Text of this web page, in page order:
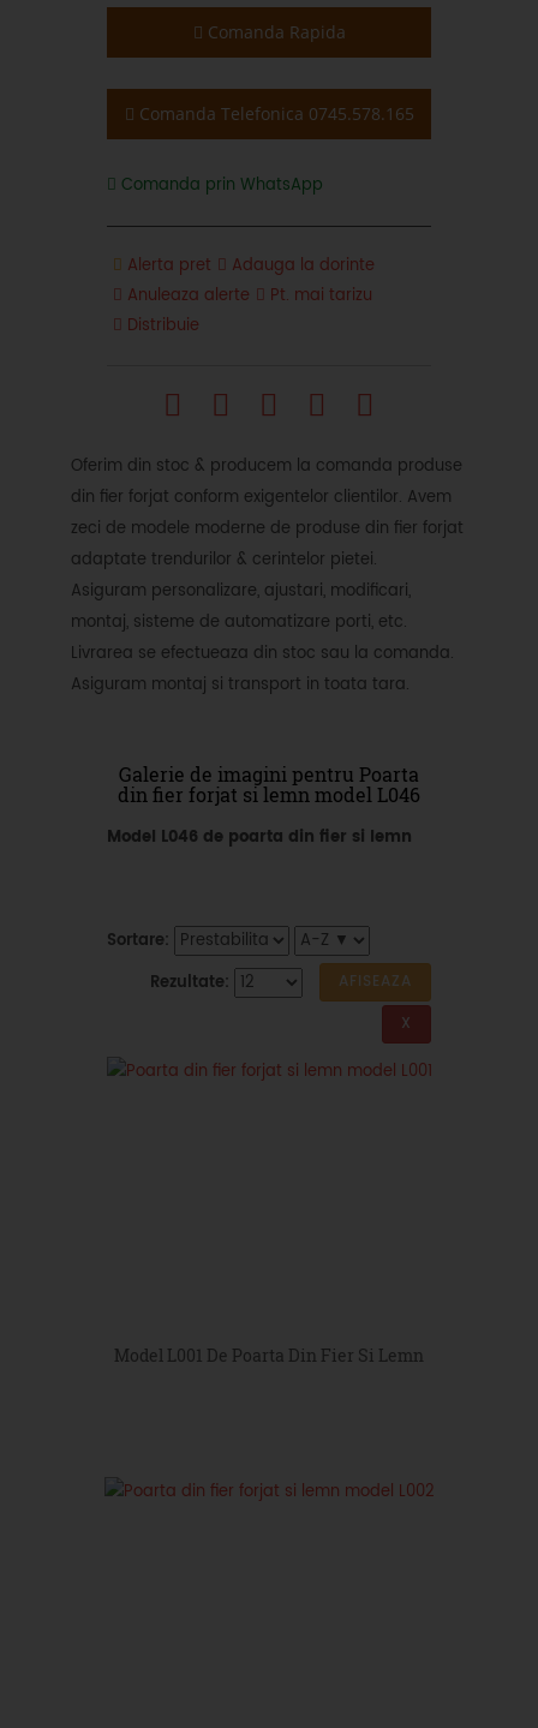
Comanda Rapida
Comanda Telefonica 0745.578.165
Comanda prin WhatsApp
Alerta pret
Adauga la dorinte
Anuleaza alerte
Pt. mai tarizu
Distribuie
Oferim din stoc & producem la comanda produse
din fier forjat conform exigentelor clientilor. Avem
zeci de modele moderne de produse din fier forjat
adaptate trendurilor & cerintelor pietei.
Asiguram personalizare, ajustari, modificari,
montaj, sisteme de automatizare porti, etc.
Livrarea se efectueaza din stoc sau la comanda.
Asiguram montaj si transport in toata tara.
Galerie de imagini pentru Poarta
din fier forjat si lemn model L046
Model L046 de poarta din fier si lemn
Sortare:
Rezultate:
Model L001 De Poarta Din Fier Si Lemn